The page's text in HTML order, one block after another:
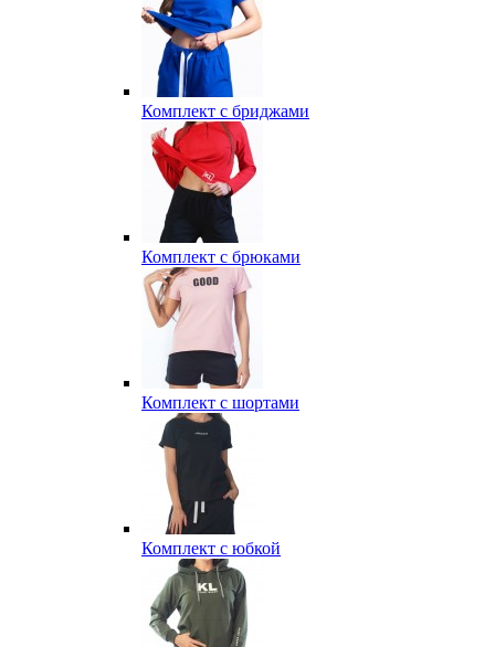
Комплект с бриджами
Комплект с брюками
Комплект с шортами
Комплект с юбкой